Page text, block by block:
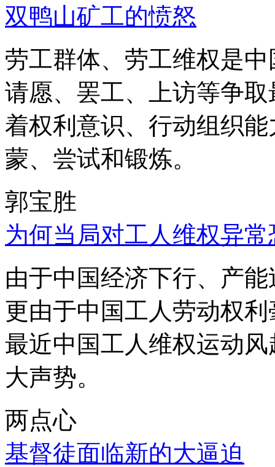
双鸭山矿工的愤怒
劳工群体、劳工维权是
请愿、罢工、上访等争
着权利意识、行动组织
蒙、尝试和锻炼。
郭宝胜
为何当局对工人维权异
由于中国经济下行、产
更由于中国工人劳动权
最近中国工人维权运动
大声势。
两点心
基督徒面临新的大逼迫